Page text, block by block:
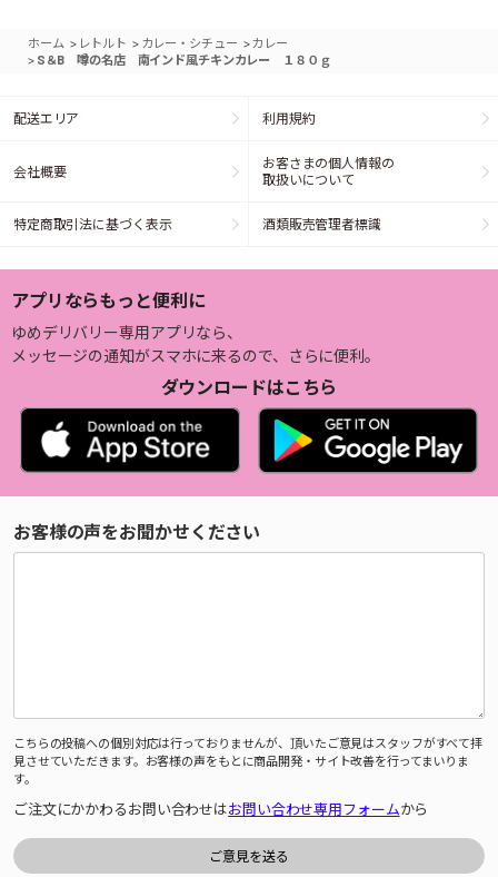
ホーム > レトルト > カレー・シチュー >カレー
> S＆B 噂の名店 南インド風チキンカレー １８０ｇ
配送エリア 利用規約
会社概要
お客さまの個人情報の
取扱いについて
特定商取引法に基づく表示 酒類販売管理者標識
アプリならもっと便利に
ゆめデリバリー専用アプリなら、
メッセージの通知がスマホに来るので、さらに便利。
ダウンロードはこちら
お客様の声をお聞かせください
こちらの投稿への個別対応は行っておりませんが、頂いたご意見はスタッフがすべて拝
見させていただきます。お客様の声をもとに商品開発・サイト改善を行ってまいりま
す。
ご注文にかかわるお問い合わせはお問い合わせ専用フォームから